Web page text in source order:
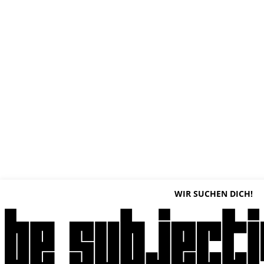
WIR SUCHEN DICH!